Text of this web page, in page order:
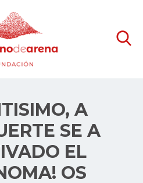
A
SE A
EL
OS